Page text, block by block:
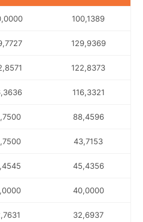
100,1389
129,9369
122,8373
116,3321
88,4596
43,7153
45,4356
40,0000
32,6937